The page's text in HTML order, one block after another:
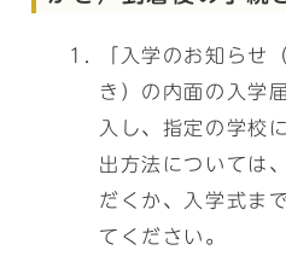
「入学のお知らせ
き）の内面の入学
入し、指定の学校
出方法については
だくか、入学式ま
てください。